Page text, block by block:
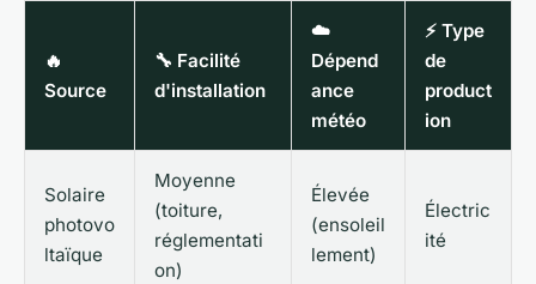
🔥
Source
🔧 Facilité
d'installation
☁️
Dépend
ance
météo
⚡ Type
de
product
ion
Solaire
photovo
ltaïque
Moyenne
(toiture,
réglementati
on)
Élevée
(ensoleil
lement)
Électric
ité